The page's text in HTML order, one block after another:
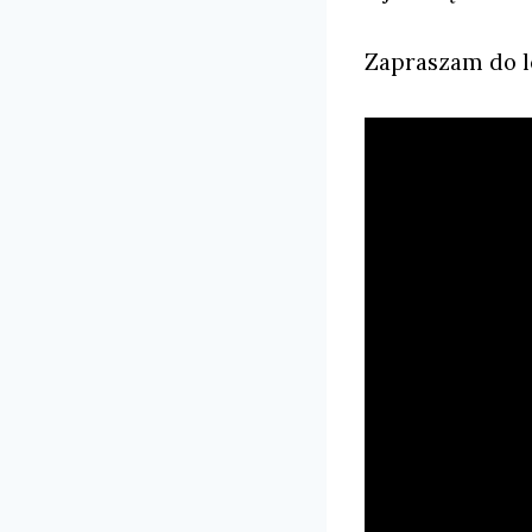
Zapraszam do